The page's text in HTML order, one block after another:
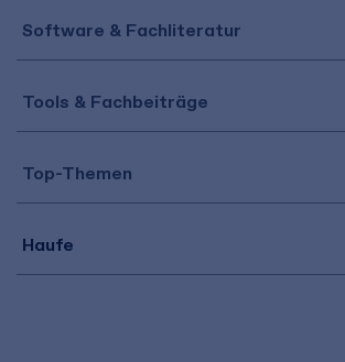
Software & Fachliteratur
Tools & Fachbeiträge
Top-Themen
Haufe